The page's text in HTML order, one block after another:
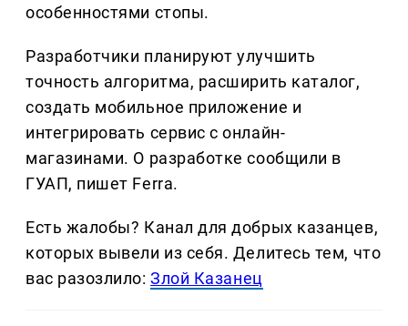
особенностями стопы.
Разработчики планируют улучшить
точность алгоритма, расширить каталог,
создать мобильное приложение и
интегрировать сервис с онлайн-
магазинами. О разработке сообщили в
ГУАП, пишет Ferra.
Есть жалобы? Канал для добрых казанцев,
которых вывели из себя. Делитеcь тем, что
вас разозлило:Злой Казанец